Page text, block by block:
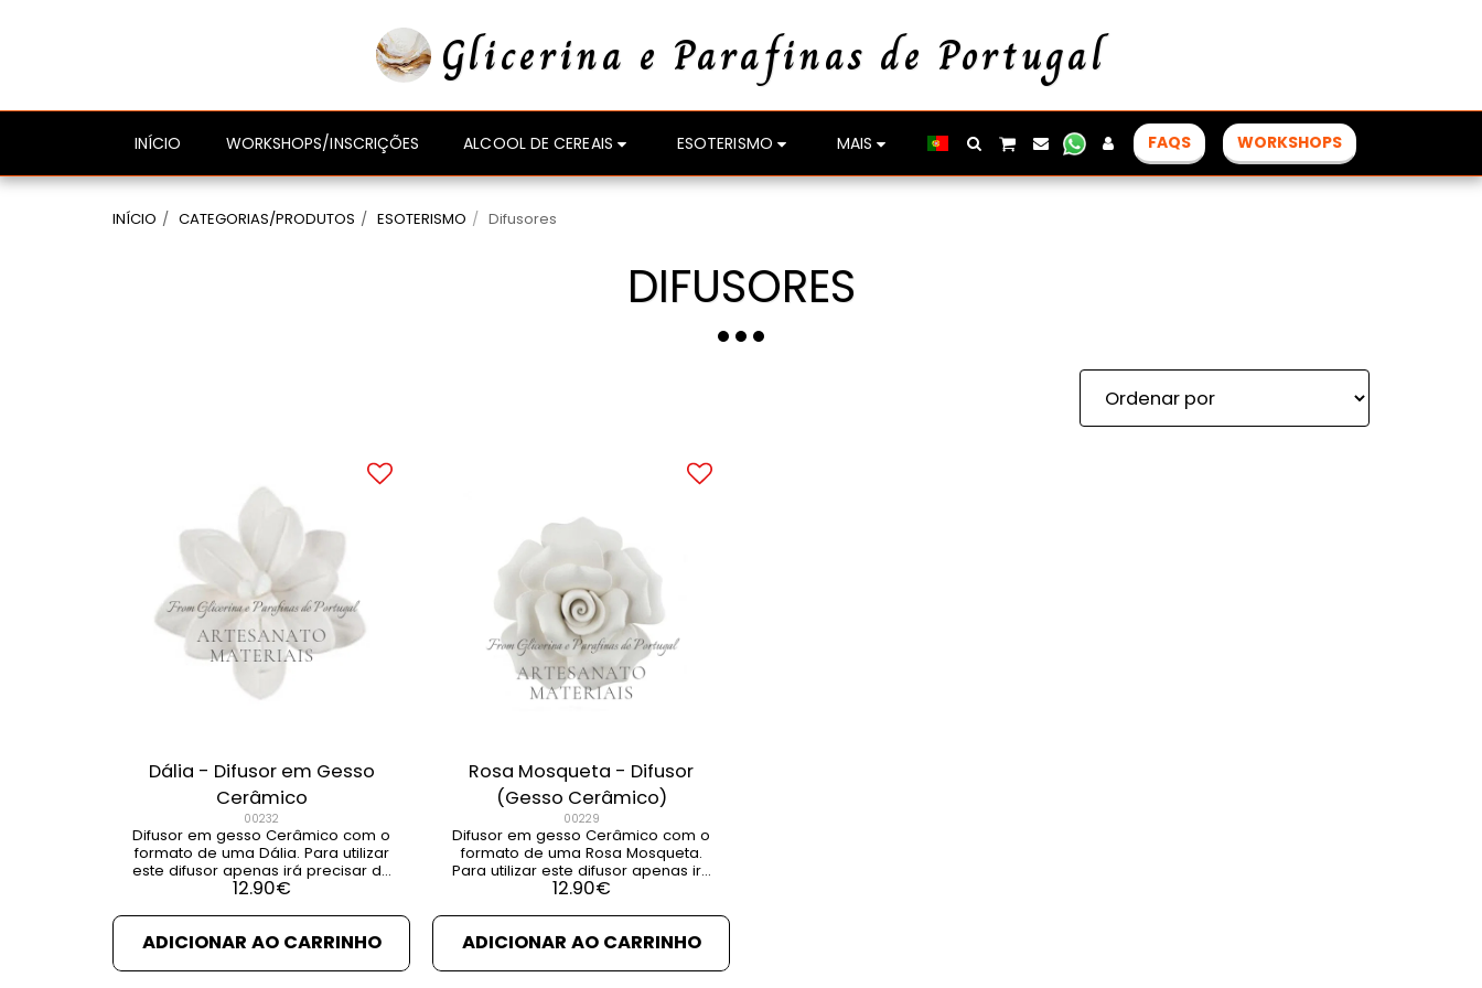
Glicerina e Parafinas de Portugal
INÍCIO WORKSHOPS/INSCRIÇÕES ALCOOL DE CEREAIS ESOTERISMO MAIS FAQS WORKSHOPS
INÍCIO CATEGORIAS/PRODUTOS ESOTERISMO Difusores
DIFUSORES
Dália - Difusor em Gesso
Cerâmico
00232
Difusor em gesso Cerâmico com o
formato de uma Dália. Para utilizar
este difusor apenas irá precisar de
embeber o pavio numa essência
Com esta Dália poderá perfumar
pequenos cantos com seu
VER PRODUTOS RELACIONADOS
12.90€
ADICIONAR AO CARRINHO
Rosa Mosqueta - Difusor
(Gesso Cerâmico)
00229
Difusor em gesso Cerâmico com o
formato de uma Rosa Mosqueta.
Para utilizar este difusor apenas irá
precisar de embeber o pavio
VER PRODUTOS RELACIONADOS
12.90€
ADICIONAR AO CARRINHO